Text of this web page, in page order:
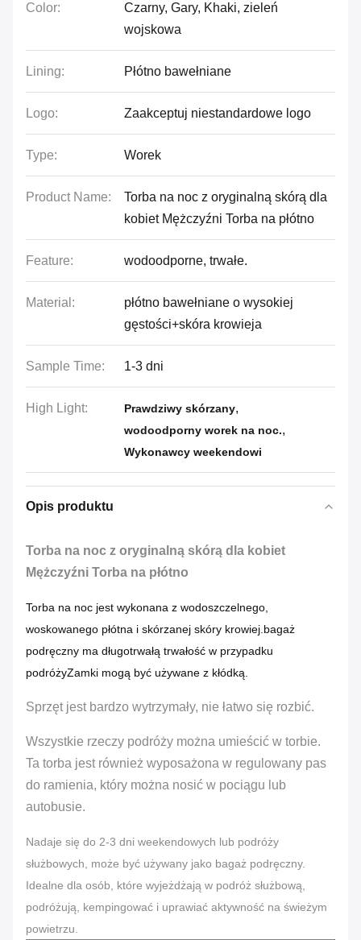
Color:
Czarny, Gary, Khaki, zieleń
wojskowa
Lining: Płótno bawełniane
Logo: Zaakceptuj niestandardowe logo
Type: Worek
Product Name:
Torba na noc z oryginalną skórą dla
kobiet Mężczyźni Torba na płótno
Feature: wodoodporne, trwałe.
Material:
płótno bawełniane o wysokiej
gęstości+skóra krowieja
Sample Time: 1-3 dni
High Light: Prawdziwy skórzany,
wodoodporny worek na noc.,
Wykonawcy weekendowi
Opis produktu
Torba na noc z oryginalną skórą dla kobiet
Mężczyźni Torba na płótno
Torba na noc jest wykonana z wodoszczelnego,
woskowanego płótna i skórzanej skóry krowiej.bagaż
podręczny ma długotrwałą trwałość w przypadku
podróżyZamki mogą być używane z kłódką.
Sprzęt jest bardzo wytrzymały, nie łatwo się rozbić.
Wszystkie rzeczy podróży można umieścić w torbie.
Ta torba jest również wyposażona w regulowany pas
do ramienia, który można nosić w pociągu lub
autobusie.
Nadaje się do 2-3 dni weekendowych lub podróży
służbowych, może być używany jako bagaż podręczny.
Idealne dla osób, które wyjeżdżają w podróż służbową,
podróżują, kempingować i uprawiać aktywność na świeżym
powietrzu.